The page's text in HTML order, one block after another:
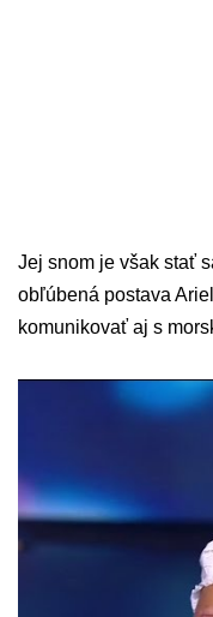
Jej snom je však stať
obľúbená postava
komunikovať aj s